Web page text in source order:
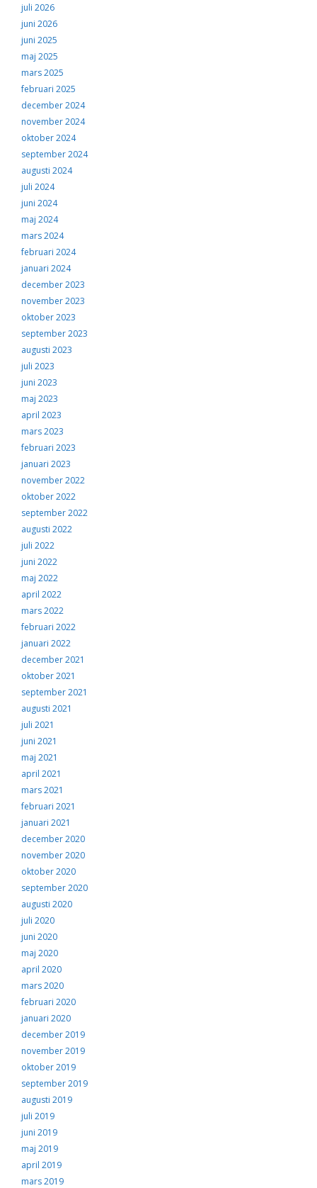
juli 2026
juni 2026
juni 2025
maj 2025
mars 2025
februari 2025
december 2024
november 2024
oktober 2024
september 2024
augusti 2024
juli 2024
juni 2024
maj 2024
mars 2024
februari 2024
januari 2024
december 2023
november 2023
oktober 2023
september 2023
augusti 2023
juli 2023
juni 2023
maj 2023
april 2023
mars 2023
februari 2023
januari 2023
november 2022
oktober 2022
september 2022
augusti 2022
juli 2022
juni 2022
maj 2022
april 2022
mars 2022
februari 2022
januari 2022
december 2021
oktober 2021
september 2021
augusti 2021
juli 2021
juni 2021
maj 2021
april 2021
mars 2021
februari 2021
januari 2021
december 2020
november 2020
oktober 2020
september 2020
augusti 2020
juli 2020
juni 2020
maj 2020
april 2020
mars 2020
februari 2020
januari 2020
december 2019
november 2019
oktober 2019
september 2019
augusti 2019
juli 2019
juni 2019
maj 2019
april 2019
mars 2019